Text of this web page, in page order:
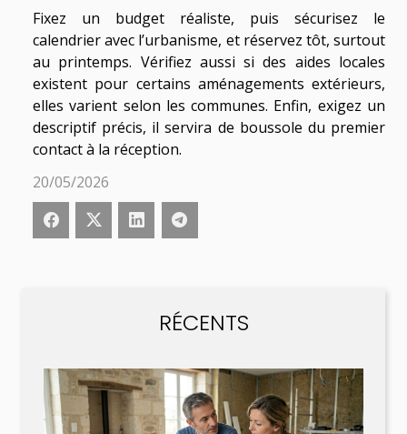
RÉCENTS
Fixez un budget réaliste, puis sécurisez le
calendrier avec l’urbanisme, et réservez tôt, surtout
au printemps. Vérifiez aussi si des aides locales
existent pour certains aménagements extérieurs,
elles varient selon les communes. Enfin, exigez un
descriptif précis, il servira de boussole du premier
contact à la réception.
20/05/2026